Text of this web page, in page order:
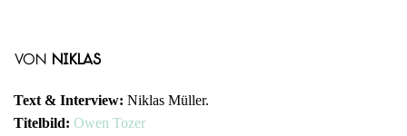
von Niklas
Text & Interview: Niklas Müller.
Titelbild: Owen Tozer